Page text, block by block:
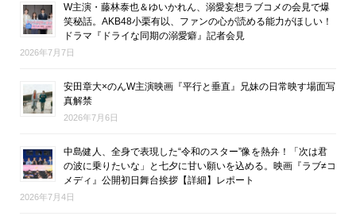
W主演・藤林泰也＆ゆいかれん、溺愛妄想ラブコメの会見で爆
笑秘話。AKB48小栗有以、ファンの心が読める能力がほしい！
ドラマ『ドライな同期の溺愛癖』記者会見
2026年7月7日
安田章大×のんW主演映画『平行と垂直』兄妹の日常映す場面写
真解禁
2026年7月6日
中島健人、全身で表現した“令和のスター”像を熱弁！「次は君
の波に乗りたいな」と七夕に甘い願いを込める。映画『ラブ≠コ
メディ』公開初日舞台挨拶【詳細】レポート
2026年7月4日